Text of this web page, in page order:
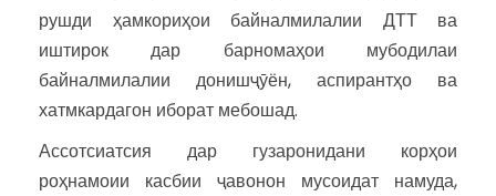
рушди ҳамкориҳои байналмилалии ДТТ ва
иштирок дар барномаҳои мубодилаи
байналмилалии донишҷӯён, аспирантҳо ва
хатмкардагон иборат мебошад.
Ассотсиатсия дар гузаронидани корҳои
роҳнамоии касбии ҷавонон мусоидат намуда,